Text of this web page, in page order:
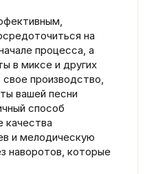
на
процесса, а
в миксе и других
производство,
вашей песни
способ
качества
и мелодическую
наворотов, которые